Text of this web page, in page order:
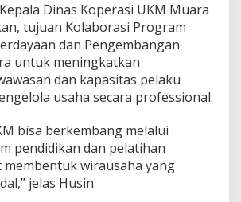
Dinas Koperasi UKM Muara
tujuan Kolaborasi Program
dan Pengembangan
untuk meningkatkan
dan kapasitas pelaku
usaha secara professional.
bisa berkembang melalui
pendidikan dan pelatihan
membentuk wirausaha yang
jelas Husin.